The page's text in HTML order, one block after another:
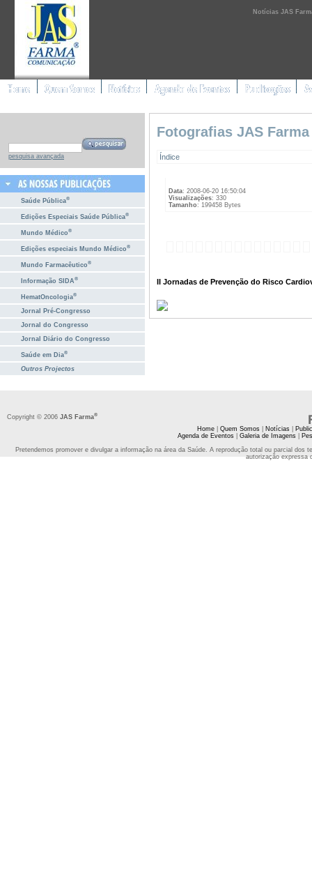
Notícias JAS
pesquisa avançada
Saúde Pública®
Edições Especiais Saúde Pública®
Mundo Médico®
Edições especiais Mundo Médico®
Mundo Farmacêutico®
Informação SIDA®
HematOncologia®
Jornal Pré-Congresso
Jornal do Congresso
Jornal Diário do Congresso
Saúde em Dia®
Outros Projectos
Fotografias JAS
Índice
Data: 2008-06-20 16:50:04
Visualizações: 330
Tamanho: 199458 Bytes
II Jornadas de Prevenção do Risco
Copyright © 2006 JAS Farma®
Home| Quem Somos| Notícias|
Agenda de Eventos| Galeria de Imagens|
Pretendemos promover e divulgar a informação na área da Saúde. A reprodução total ou parcial
autorização expressa